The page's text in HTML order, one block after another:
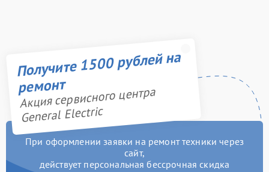
Получите 1500 рублей на
ремонт
Акция сервисного центра
General Electric
При оформлении заявки на ремонт техники через
сайт,
действует персональная бессрочная скидка